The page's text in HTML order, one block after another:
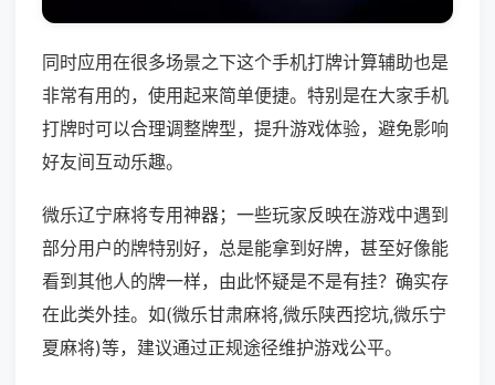
同时应用在很多场景之下这个手机打牌计算辅助也是
非常有用的，使用起来简单便捷。特别是在大家手机
打牌时可以合理调整牌型，提升游戏体验，避免影响
好友间互动乐趣。
微乐辽宁麻将专用神器；一些玩家反映在游戏中遇到
部分用户的牌特别好，总是能拿到好牌，甚至好像能
看到其他人的牌一样，由此怀疑是不是有挂？确实存
在此类外挂。如(微乐甘肃麻将,微乐陕西挖坑,微乐宁
夏麻将)等，建议通过正规途径维护游戏公平。